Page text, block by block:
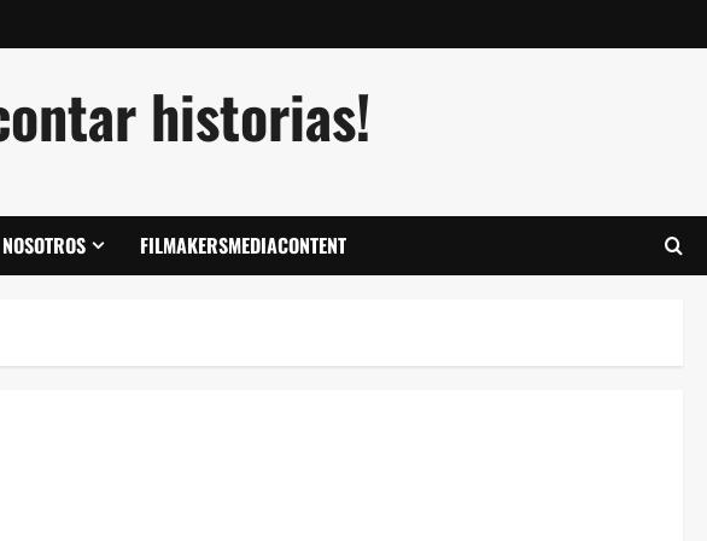
historias!
NOSOTROS FILMAKERSMEDIACONTENT